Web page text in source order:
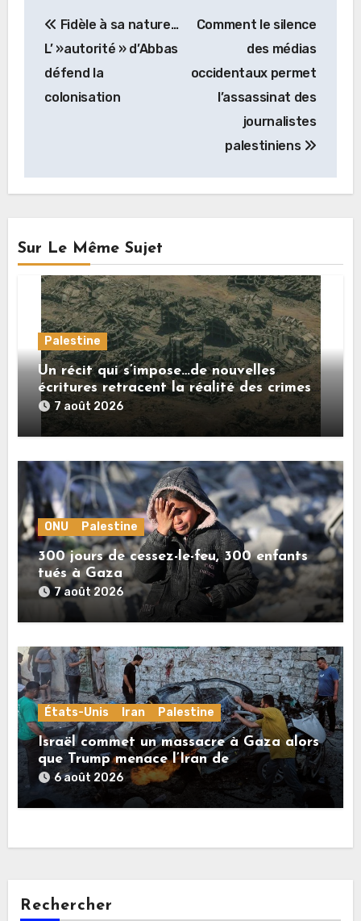
de
l’article
Fidèle à sa nature…
L’ »autorité » d’Abbas
défend la
colonisation
Comment le silence
des médias
occidentaux permet
l’assassinat des
journalistes
palestiniens
Sur Le Même Sujet
Palestine
Un récit qui s’impose…de nouvelles
écritures retracent la réalité des crimes
sionistes à Gaza
7 août 2026
ONU Palestine
300 jours de cessez-le-feu, 300 enfants
tués à Gaza
7 août 2026
États-Unis Iran Palestine
Israël commet un massacre à Gaza alors
que Trump menace l’Iran de
«décapitation»
6 août 2026
Rechercher